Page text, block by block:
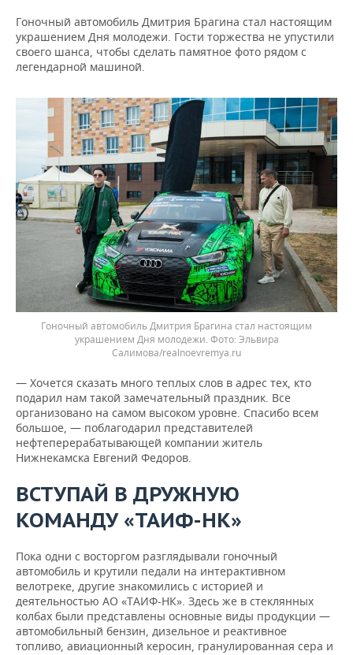
Гоночный автомобиль Дмитрия Брагина стал настоящим
украшением Дня молодежи. Гости торжества не упустили
своего шанса, чтобы сделать памятное фото рядом с
легендарной машиной.
Гоночный автомобиль Дмитрия Брагина стал настоящим
украшением Дня молодежи. Фото: Эльвира
Салимова/realnoevremya.ru
— Хочется сказать много теплых слов в адрес тех, кто
подарил нам такой замечательный праздник. Все
организовано на самом высоком уровне. Спасибо всем
большое, — поблагодарил представителей
нефтеперерабатывающей компании житель
Нижнекамска Евгений Федоров.
ВСТУПАЙ В ДРУЖНУЮ
КОМАНДУ «ТАИФ-НК»
Пока одни с восторгом разглядывали гоночный
автомобиль и крутили педали на интерактивном
велотреке, другие знакомились с историей и
деятельностью АО «ТАИФ-НК». Здесь же в стеклянных
колбах были представлены основные виды продукции —
автомобильный бензин, дизельное и реактивное
топливо, авиационный керосин, гранулированная сера и